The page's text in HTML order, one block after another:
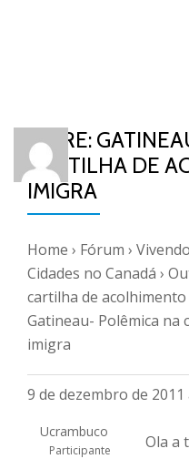
RE: RE:
CARTILHA DE
IMIGRA
Home › Fórum ›
Cidades no Canadá ›
cartilha de
Gatineau- Polêmica na
imigra
9 de dezembro de 2011
Ucrambuco
Participante
Ola a